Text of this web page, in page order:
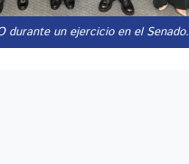
durante un ejercicio en el Senado.